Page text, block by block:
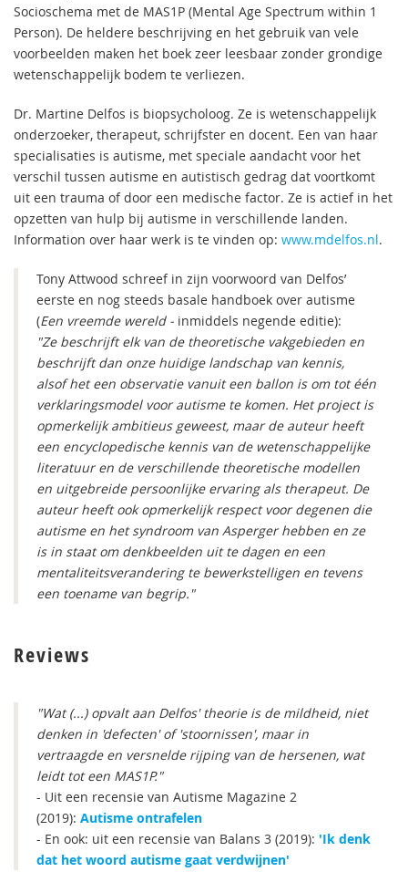
Socioschema met de MAS1P (Mental Age Spectrum within 1
Person). De heldere beschrijving en het gebruik van vele
voorbeelden maken het boek zeer leesbaar zonder grondige
wetenschappelijk bodem te verliezen.
Dr. Martine Delfos is biopsycholoog. Ze is wetenschappelijk
onderzoeker, therapeut, schrijfster en docent. Een van haar
specialisaties is autisme, met speciale aandacht voor het
verschil tussen autisme en autistisch gedrag dat voortkomt
uit een trauma of door een medische factor. Ze is actief in het
opzetten van hulp bij autisme in verschillende landen.
Information over haar werk is te vinden op: www.mdelfos.nl.
Tony Attwood schreef in zijn voorwoord van Delfos’
eerste en nog steeds basale handboek over autisme
(Een vreemde wereld - inmiddels negende editie):
"Ze beschrijft elk van de theoretische vakgebieden en
beschrijft dan onze huidige landschap van kennis,
alsof het een observatie vanuit een ballon is om tot één
verklaringsmodel voor autisme te komen. Het project is
opmerkelijk ambitieus geweest, maar de auteur heeft
een encyclopedische kennis van de wetenschappelijke
literatuur en de verschillende theoretische modellen
en uitgebreide persoonlijke ervaring als therapeut. De
auteur heeft ook opmerkelijk respect voor degenen die
autisme en het syndroom van Asperger hebben en ze
is in staat om denkbeelden uit te dagen en een
mentaliteitsverandering te bewerkstelligen en tevens
een toename van begrip."
Reviews
"Wat (...) opvalt aan Delfos' theorie is de mildheid, niet
denken in 'defecten' of 'stoornissen', maar in
vertraagde en versnelde rijping van de hersenen, wat
leidt tot een MAS1P."
- Uit een recensie van Autisme Magazine 2
(2019): Autisme ontrafelen
- En ook: uit een recensie van Balans 3 (2019): 'Ik denk
dat het woord autisme gaat verdwijnen'